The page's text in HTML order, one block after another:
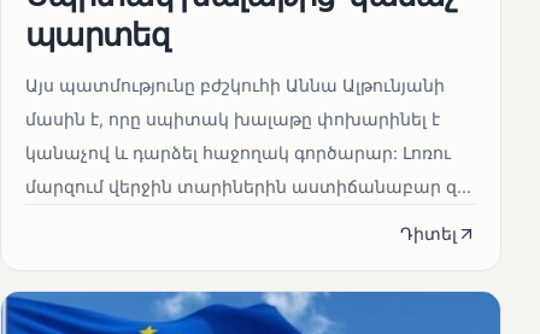
պարտեզ
Այս պատմությունը բժշկուհի Աննա Ալթունյանի
մասին է, որը սպիտակ խալաթը փոխարինել է
կանաչով և դարձել հաջողակ գործարար: Լոռու
մարզում վերջին տարիներին աստիճանաբար զ...
Դիտել